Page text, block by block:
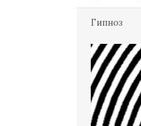
Гипноз